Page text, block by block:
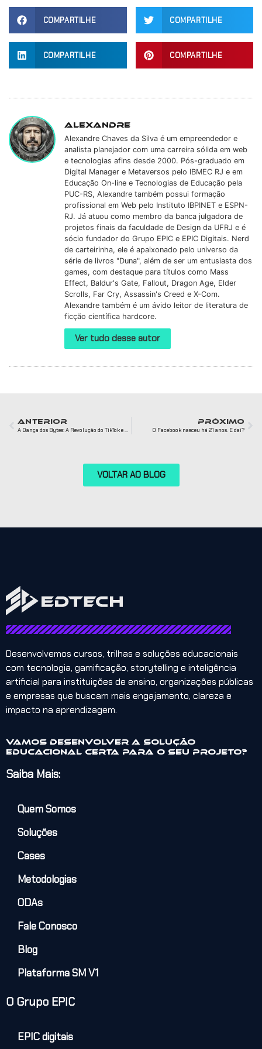
COMPARTILHE COMPARTILHE
COMPARTILHE COMPARTILHE
Alexandre
Alexandre Chaves da Silva é um empreendedor e
analista planejador com uma carreira sólida em web
e tecnologias afins desde 2000. Pós-graduado em
Digital Manager e Metaversos pelo IBMEC RJ e em
Educação On-line e Tecnologias de Educação pela
PUC-RS, Alexandre também possui formação
profissional em Web pelo Instituto IBPINET e ESPN-
RJ. Já atuou como membro da banca julgadora de
projetos finais da faculdade de Design da UFRJ e é
sócio fundador do Grupo EPIC e EPIC Digitais. Nerd
de carteirinha, ele é apaixonado pelo universo da
série de livros "Duna", além de ser um entusiasta dos
games, com destaque para títulos como Mass
Effect, Baldur's Gate, Fallout, Dragon Age, Elder
Scrolls, Far Cry, Assassin's Creed e X-Com.
Alexandre também é um ávido leitor de literatura de
ficção científica hardcore.
Ver tudo desse autor
ANTERIOR PRÓXIMO
O Facebook nasceu há 21 anos. E daí?
VOLTAR AO BLOG
Desenvolvemos cursos, trilhas e soluções educacionais
com tecnologia, gamificação, storytelling e inteligência
artificial para instituições de ensino, organizações públicas
e empresas que buscam mais engajamento, clareza e
impacto na aprendizagem.
Vamos desenvolver a solução
educacional certa para o seu projeto?
Saiba Mais:
Quem Somos
Soluções
Cases
Metodologias
ODAs
Fale Conosco
Blog
Plataforma SM V1
O Grupo EPIC
EPIC digitais